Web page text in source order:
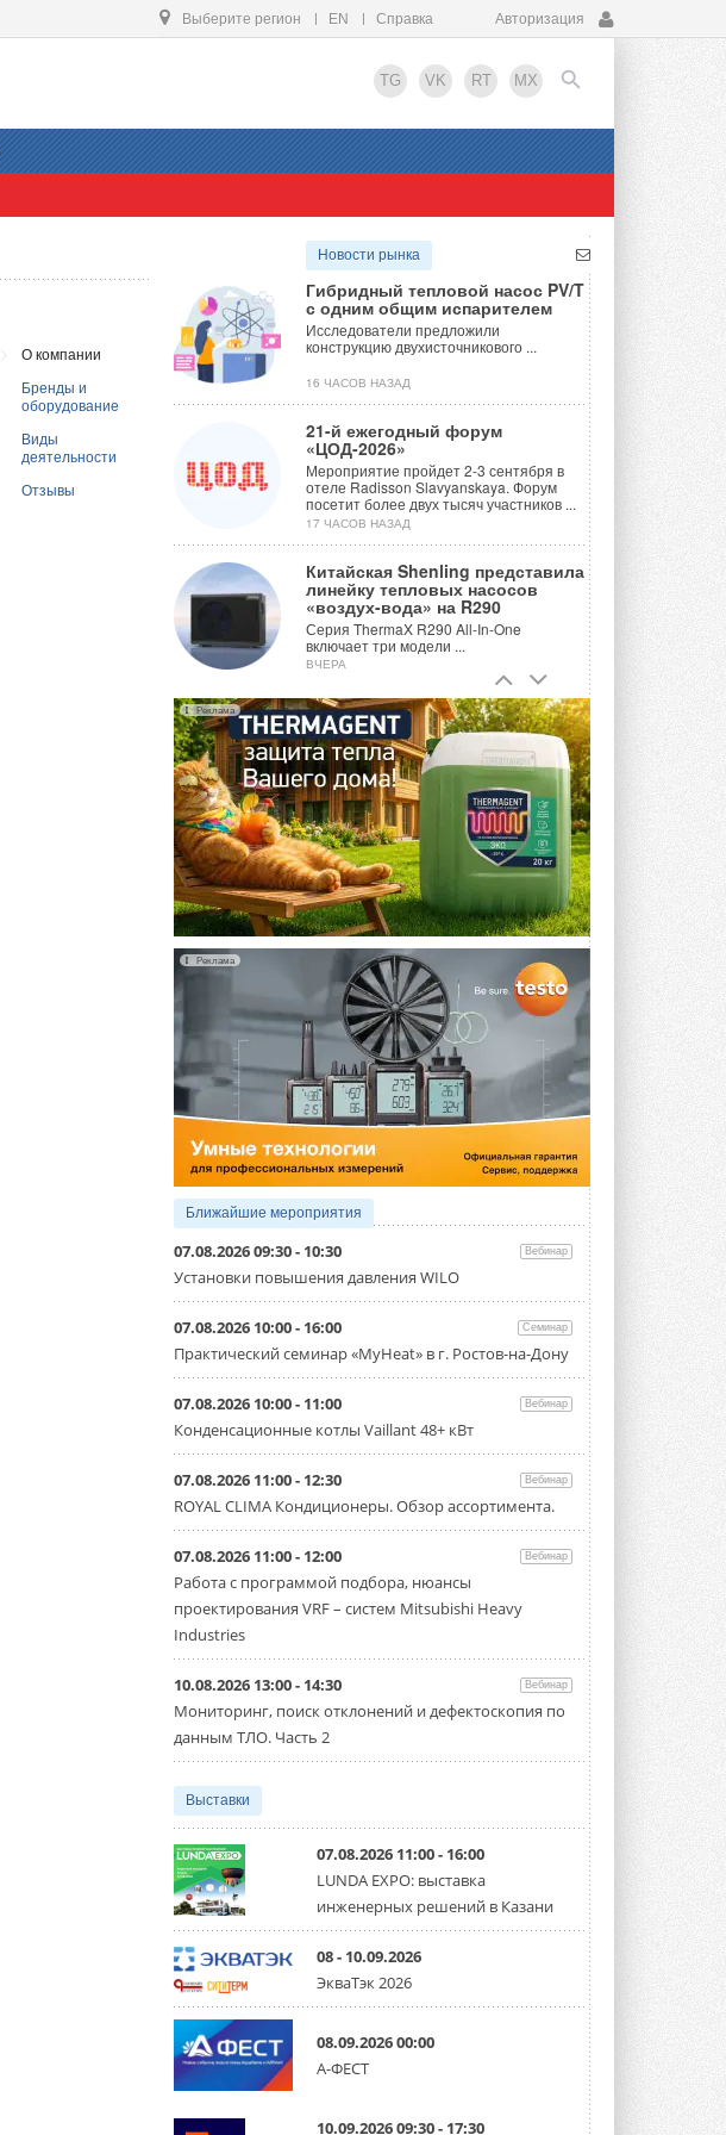
Выберите регион EN Справка Авторизация
TG VK RT MX
EN
О компании
Бренды и
оборудование
Виды
деятельности
Отзывы
Новости рынка
Гибридный тепловой насос PV/T
с одним общим испарителем
Исследователи предложили
конструкцию двухисточникового ...
16 ЧАСОВ НАЗАД
21-й ежегодный форум
«ЦОД-2026»
Мероприятие пройдет 2-3 сентября в
отеле Radisson Slavyanskaya. Форум
посетит более двух тысяч участников ...
17 ЧАСОВ НАЗАД
Китайская Shenling представила
линейку тепловых насосов
«воздух-вода» на R290
Серия ThermaX R290 All-In-One
включает три модели ...
ВЧЕРА
Тепловые насосы в связке с
солнечной генерацией и
накопителем снижают
потребление на 60%
Исследователи из Италии установили ...
ВЧЕРА
«РУСКЛИМАТ Fest 2026» в Уфе
собрал свыше 700 профи
климатической отрасли
Организатором выступил торгово-
производственный холдинг ...
3 АВГУСТА 2026
«Датарк» испытал модульный
ЦОД с плотностью 54 кВт на
стойку
Испытания прошли на собственной
производственной площадке и были ...
3 АВГУСТА 2026
Samsung выпускает VRF-
систему DVM на R32
Линейка включает семь типоразмеров
производительностью от 22,4 до 56 кВт.
Суммарная длина трубопроводов ...
3 АВГУСТА 2026
«СиСофт Девелопмент» подвел
итоги конкурса студенческих
проектов «ТИМ-лидеры 2026»
Новый сезон конкурса «ТИМ-лидеры»
стартует уже в сентябре 2026 года ...
3 АВГУСТА 2026
«Русклимат» укрепляет
партнёрство за Уралом
Президент Омского землячества в
Москве Михаил Тимошенко посетил
Омск с трёхдневным рабочим визитом ...
31 ИЮЛЯ 2026
Carrier модернизирует
флагманский чиллер AquaEdge
19XR
Чиллер получил новую версию,
Mitsubishi расширяет
направление систем
охлаждения для ЦОД
США запретили использование
иностранных инверторов
28 июля 2026 года Федеральная
комиссия по связи США (FCC) обновила
свой специальный перечень Covered ...
31 ИЮЛЯ 2026
Уже через месяц в России
можно будет устанавливать
солнечные панели в МКД
С 1 сентября снимается запрет на
микрогенерацию в многоквартирных ...
30 ИЮЛЯ 2026
Канальные вентиляторы с ЕС-
Реклама
Реклама
Ближайшие мероприятия
07.08.2026 09:30 - 10:30 Вебинар
Установки повышения давления WILO
07.08.2026 10:00 - 16:00 Семинар
Практический семинар «MyHeat» в г. Ростов-на-Дону
07.08.2026 10:00 - 11:00 Вебинар
Конденсационные котлы Vaillant 48+ кВт
07.08.2026 11:00 - 12:30 Вебинар
ROYAL CLIMA Кондиционеры. Обзор ассортимента.
07.08.2026 11:00 - 12:00 Вебинар
Работа с программой подбора, нюансы
проектирования VRF – систем Mitsubishi Heavy
Industries
10.08.2026 13:00 - 14:30 Вебинар
Мониторинг, поиск отклонений и дефектоскопия по
данным ТЛО. Часть 2
Выставки
07.08.2026 11:00 - 16:00
LUNDA EXPO: выставка
инженерных решений в Казани
08 - 10.09.2026
ЭкваТэк 2026
08.09.2026 00:00
А-ФЕСТ
10.09.2026 09:30 - 17:30